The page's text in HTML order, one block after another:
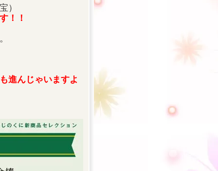
）
！！
進んじゃいますよ